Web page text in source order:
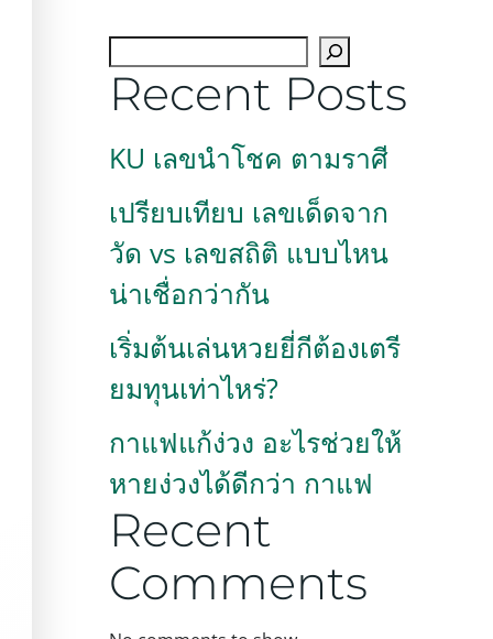
Recent Posts
KU เลขนำโชค ตามราศี
เปรียบเทียบ เลขเด็ดจาก
วัด vs เลขสถิติ แบบไหน
น่าเชื่อกว่ากัน
เริ่มต้นเล่นหวยยี่กีต้องเตรี
ยมทุนเท่าไหร่?
กาแฟแก้ง่วง อะไรช่วยให้
หายง่วงได้ดีกว่า กาแฟ
Recent
Comments